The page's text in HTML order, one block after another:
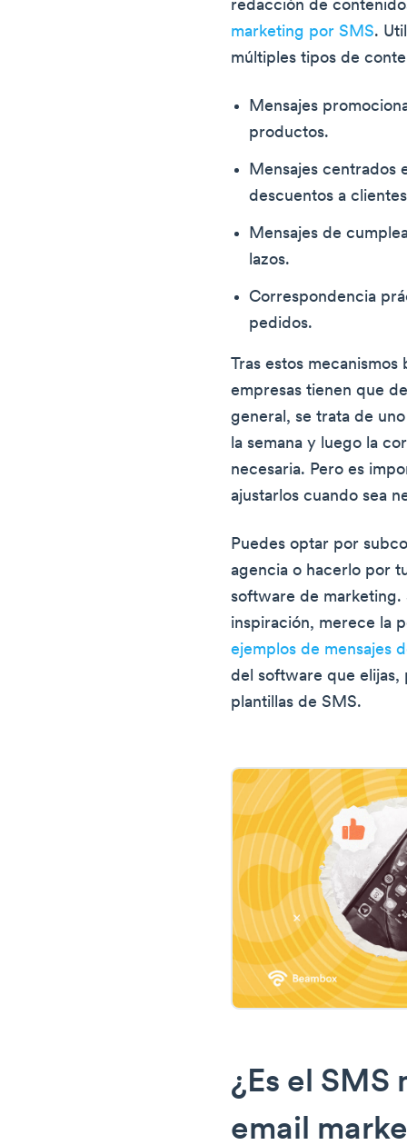
redacción de
marketing por SMS.
múltiples tipos de
Mensajes
productos.
Mensajes centrados
descuentos a
Mensajes de
lazos.
Correspondencia
pedidos.
Tras estos mecanismos
empresas tienen que
general, se trata de
la semana y luego la
necesaria. Pero es
ajustarlos cuando sea
Puedes optar por
agencia o hacerlo por
software de marketing.
inspiración, merece la
ejemplos de mensajes
del software que
plantillas de SMS.
¿Es el SMS
email